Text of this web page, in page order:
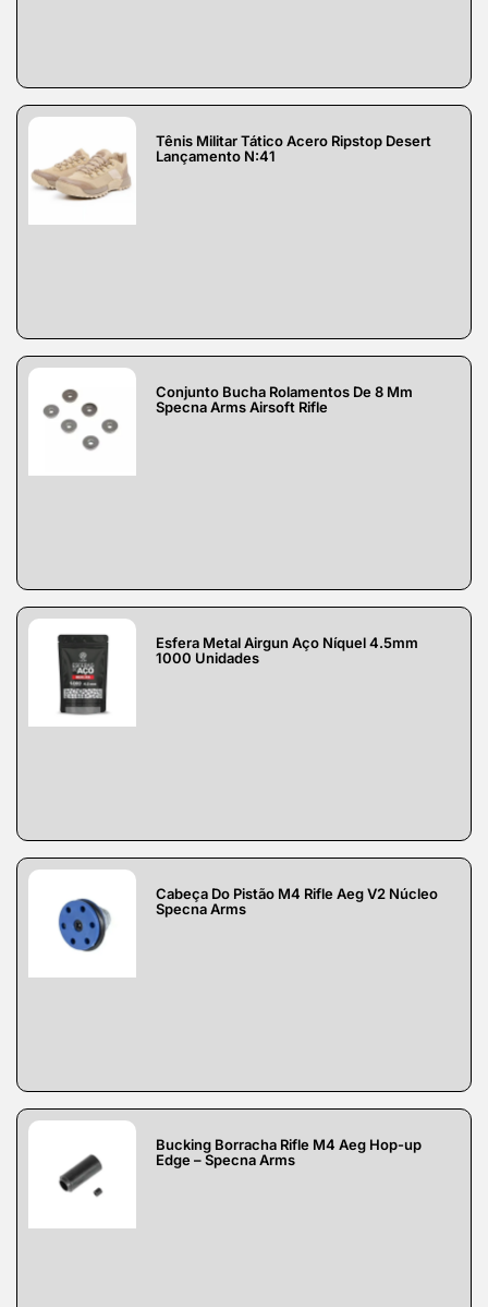
Tênis Militar Tático Acero Ripstop Desert
Lançamento N:41
Conjunto Bucha Rolamentos De 8 Mm
Specna Arms Airsoft Rifle
Esfera Metal Airgun Aço Níquel 4.5mm
1000 Unidades
Cabeça Do Pistão M4 Rifle Aeg V2 Núcleo
Specna Arms
Bucking Borracha Rifle M4 Aeg Hop-up
Edge – Specna Arms